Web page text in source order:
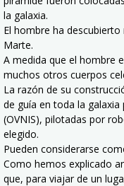
la galaxia.
El hombre ha
Marte.
A medida que el hombre
muchos otros cuerpos
La razón de su
de guía en toda la
(OVNIS), pilotadas por
elegido.
Pueden considerarse
Como hemos explicado
que, para viajar de un